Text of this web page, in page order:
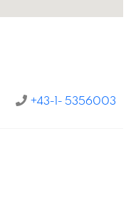
+43-1- 5356003